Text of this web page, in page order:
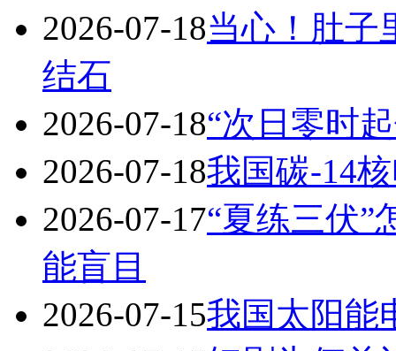
2026-07-18当心！肚子
结石
2026-07-18“次日零时
2026-07-18我国碳-14
2026-07-17“夏练三伏”
能盲目
2026-07-15我国太阳能